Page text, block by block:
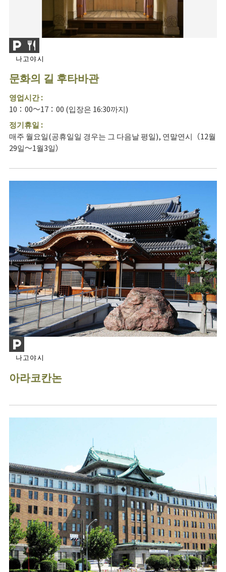
나고야시
문화의 길 후타바관
영업시간 :
10：00～17：00 (입장은 16:30까지)
정기휴일 :
매주 월요일(공휴일일 경우는 그 다음날 평일), 연말연시（12월
29일～1월3일）
나고야시
아라코칸논